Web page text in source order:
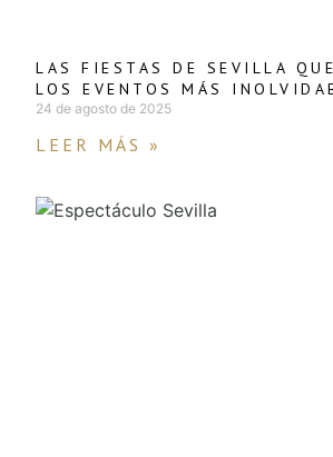
LAS FIESTAS DE SEVILLA
LOS EVENTOS MÁS
24 de agosto de 2025
LEER MÁS »